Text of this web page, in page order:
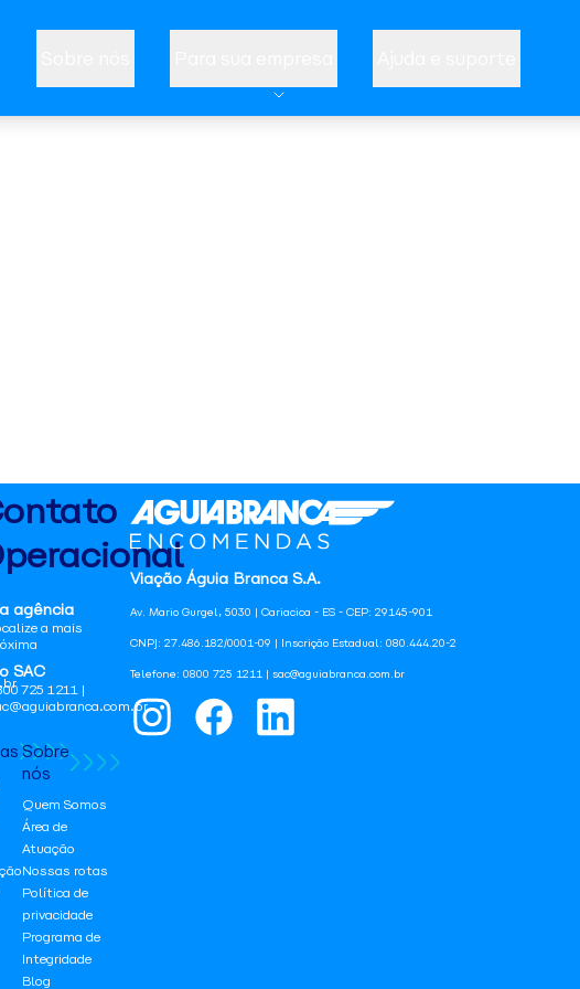
Viação Águia Branca S.A.
Av. Mario Gurgel, 5030 | Cariacica - ES - CEP: 29145-901
CNPJ: 27.486.182/0001-09 | Inscrição Estadual: 080.444.20-2
Telefone: 0800 725 1211 | sac@aguiabranca.com.br
agência
a mais
SAC
725 1211 |
Sobre
nós
Quem Somos
Área de
Atuação
Nossas rotas
Política de
privacidade
Programa de
Integridade
Blog